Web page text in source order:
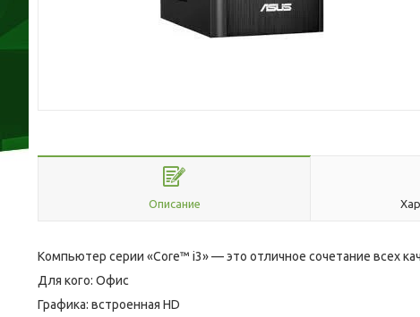
Описание
Компьютер серии «Core™ i3» — это отличное сочетание всех
Для кого: Офис
Графика: встроенная HD